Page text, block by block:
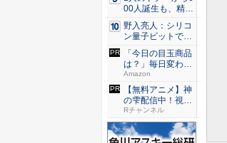
00人誕生も、精子
提供...
野入亮人：シリコ
ン量子ビットで大
規模化の...
「今日の目玉商品
は？」毎日変わる
Amaz...
Amazon
【無料アニメ】神
の雫配信中！視聴
で楽天ポ...
Rチャンネル